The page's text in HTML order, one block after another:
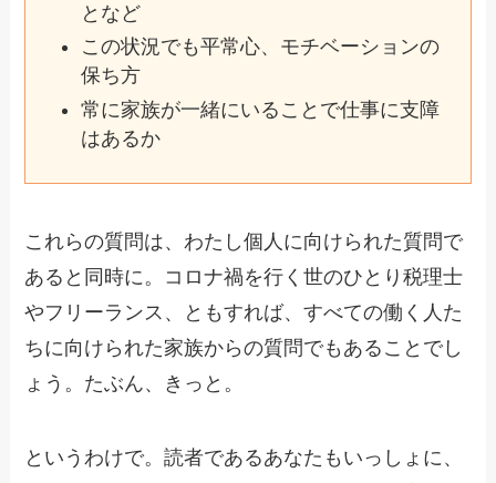
となど
この状況でも平常心、モチベーションの
保ち方
常に家族が一緒にいることで仕事に支障
はあるか
これらの質問は、わたし個人に向けられた質問で
あると同時に。コロナ禍を行く世のひとり税理士
やフリーランス、ともすれば、すべての働く人た
ちに向けられた家族からの質問でもあることでし
ょう。たぶん、きっと。
というわけで。読者であるあなたもいっしょに、